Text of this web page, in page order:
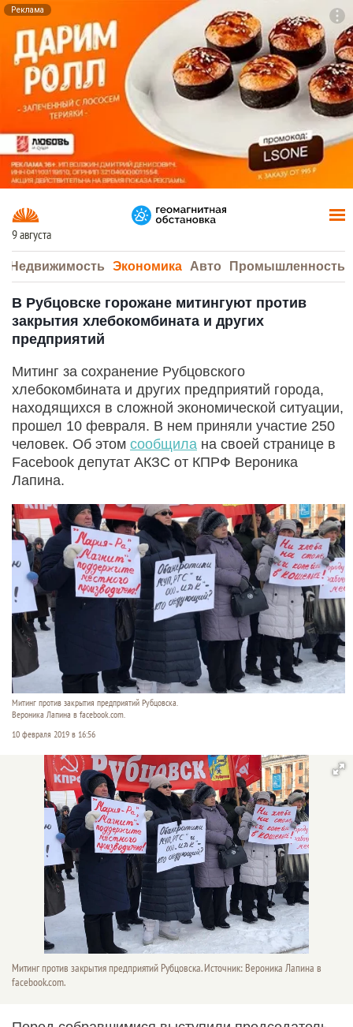
Реклама
9 августа
Недвижимость Экономика Авто Промышленность
В Рубцовске горожане митингуют против
закрытия хлебокомбината и других
предприятий
Митинг за сохранение Рубцовского
хлебокомбината и других предприятий города,
находящихся в сложной экономической ситуации,
прошел 10 февраля. В нем приняли участие 250
человек. Об этом сообщила на своей странице в
Facebook депутат АКЗС от КПРФ Вероника
Лапина.
Митинг против закрытия предприятий Рубцовска.
Вероника Лапина в facebook.com.
10 февраля 2019 в 16:56
Митинг против закрытия предприятий Рубцовска. Источник: Вероника Лапина в
facebook.com.